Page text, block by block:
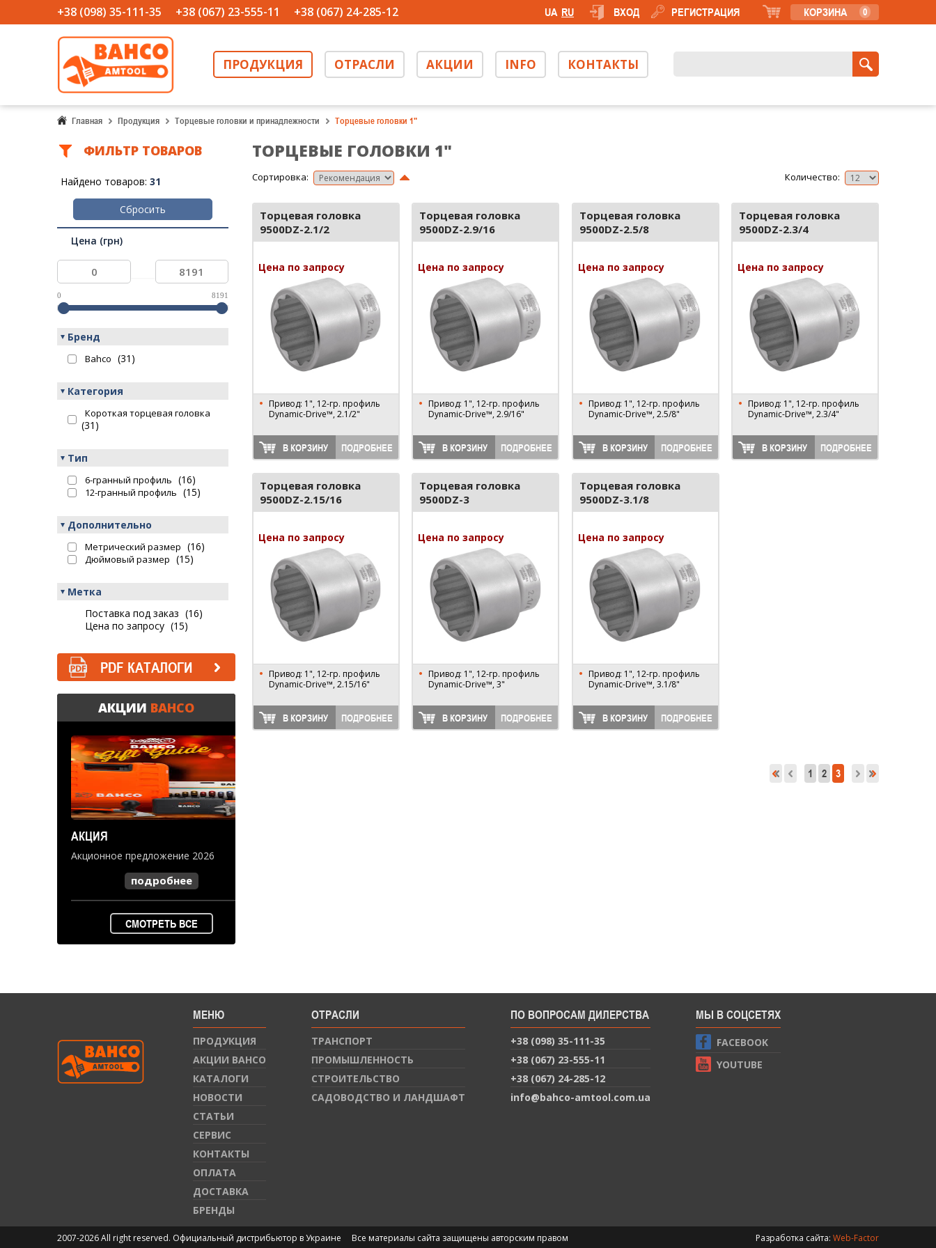
+38 (098) 35-111-35 +38 (067) 23-555-11 +38 (067) 24-285-12 КОРЗИНА 0
UA RU ВХОД РЕГИСТРАЦИЯ
ПРОДУКЦИЯ ОТРАСЛИ АКЦИИ INFO КОНТАКТЫ
Главная Продукция Торцевые головки и принадлежности Торцевые головки 1"
ТОРЦЕВЫЕ ГОЛОВКИ 1"
Сортировка: Количество:
Торцевая головка
9500DZ-2.1/2
Цена по запросу
Привод: 1", 12-гр. профиль
Dynamic-Drive™, 2.1/2"
В КОРЗИНУ ПОДРОБНЕЕ
Торцевая головка
9500DZ-2.9/16
Цена по запросу
Привод: 1", 12-гр. профиль
Dynamic-Drive™, 2.9/16"
В КОРЗИНУ ПОДРОБНЕЕ
Торцевая головка
9500DZ-2.5/8
Цена по запросу
Привод: 1", 12-гр. профиль
Dynamic-Drive™, 2.5/8"
В КОРЗИНУ ПОДРОБНЕЕ
Торцевая головка
9500DZ-2.3/4
Цена по запросу
Привод: 1", 12-гр. профиль
Dynamic-Drive™, 2.3/4"
В КОРЗИНУ ПОДРОБНЕЕ
Торцевая головка
9500DZ-2.15/16
Цена по запросу
Привод: 1", 12-гр. профиль
Dynamic-Drive™, 2.15/16"
В КОРЗИНУ ПОДРОБНЕЕ
Торцевая головка
9500DZ-3
Цена по запросу
Привод: 1", 12-гр. профиль
Dynamic-Drive™, 3"
В КОРЗИНУ ПОДРОБНЕЕ
Торцевая головка
9500DZ-3.1/8
Цена по запросу
Привод: 1", 12-гр. профиль
Dynamic-Drive™, 3.1/8"
В КОРЗИНУ ПОДРОБНЕЕ
1 2 3
ФИЛЬТР ТОВАРОВ
Найдено товаров: 31
Сбросить
Цена (грн)
0 8191
Бренд
Bahco (31)
Категория
Короткая торцевая головка
(31)
Тип
6-гранный профиль (16)
12-гранный профиль (15)
Дополнительно
Метрический размер (16)
Дюймовый размер (15)
Метка
Поставка под заказ (16)
Цена по запросу (15)
PDF КАТАЛОГИ
АКЦИИ BAHCO
АКЦИЯ
Акционное предложение 2026
подробнее
СМОТРЕТЬ ВСЕ
МЕНЮ
ПРОДУКЦИЯ
АКЦИИ BAHCO
КАТАЛОГИ
НОВОСТИ
СТАТЬИ
СЕРВИС
КОНТАКТЫ
ОПЛАТА
ДОСТАВКА
БРЕНДЫ
ОТРАСЛИ
ТРАНСПОРТ
ПРОМЫШЛЕННОСТЬ
СТРОИТЕЛЬСТВО
САДОВОДСТВО И ЛАНДШАФТ
ПО ВОПРОСАМ ДИЛЕРСТВА
+38 (098) 35-111-35
+38 (067) 23-555-11
+38 (067) 24-285-12
info@bahco-amtool.com.ua
МЫ В СОЦСЕТЯХ
FACEBOOK
YOUTUBE
2007-2026 All right reserved. Официальный дистрибьютор в Украине Все материалы сайта защищены авторским правом Разработка сайта: Web-Factor